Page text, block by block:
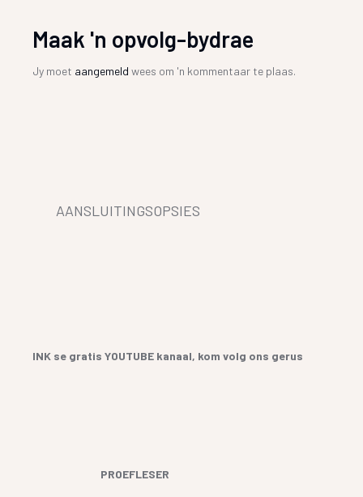
Maak 'n opvolg-bydrae
Jy moet aangemeld wees om 'n kommentaar te plaas.
AANSLUITINGSOPSIES
INK se gratis YOUTUBE kanaal, kom volg ons gerus
PROEFLESER